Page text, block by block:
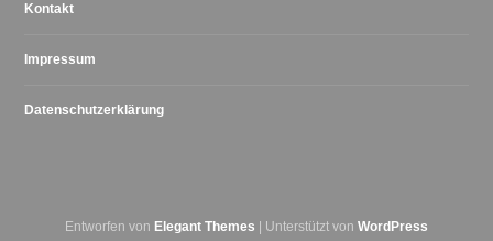
Kontakt
Impressum
Datenschutzerklärung
Entworfen von Elegant Themes | Unterstützt von WordPress